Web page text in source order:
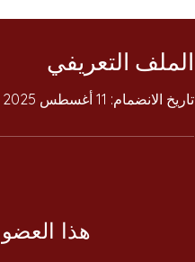
الملف التعريفي
تاريخ الانضمام: 11 أغسطس 2025
هذا